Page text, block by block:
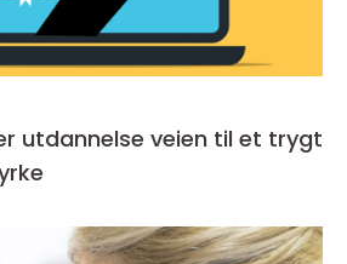
veien til et trygt